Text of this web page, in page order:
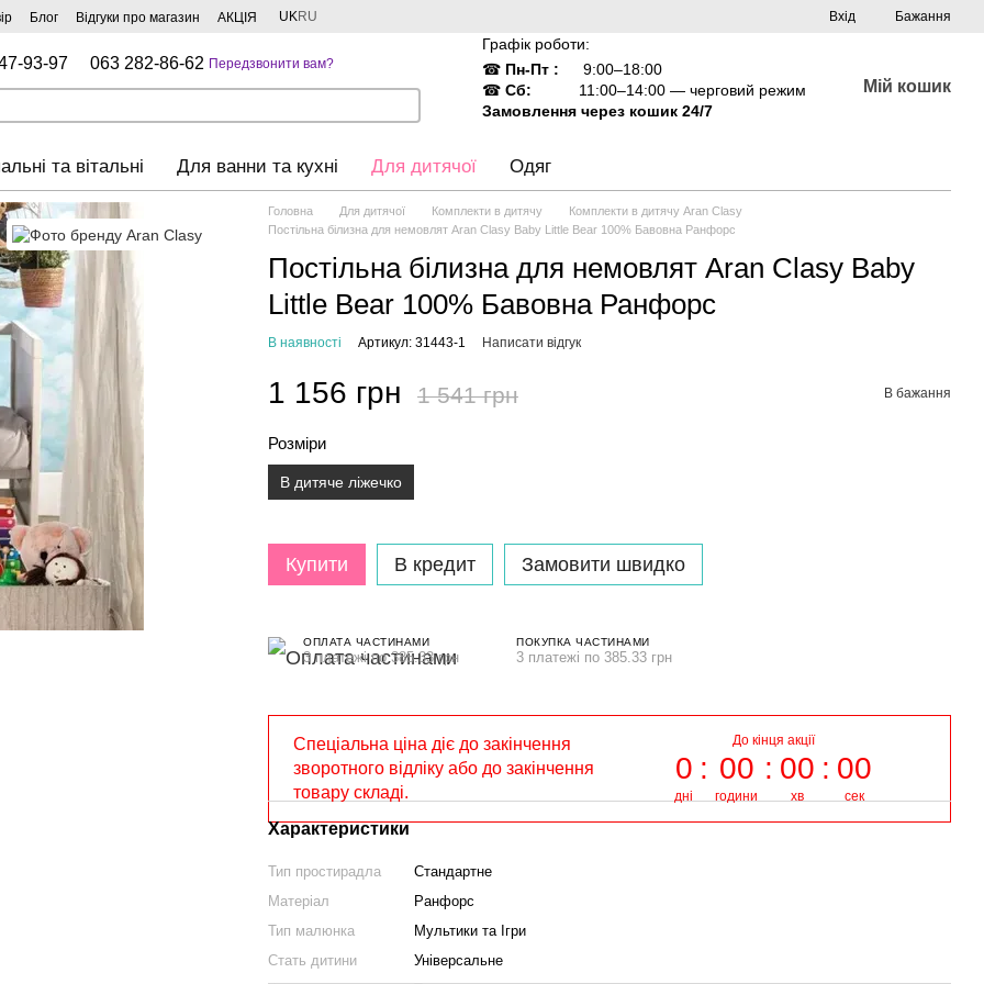
Блог Відгуки про магазин АКЦІЯ UKRU Вхід Бажання
93-97 063 282-86-62 Передзвонити вам?
Графік роботи:
☎ Пн-Пт :
9:00–18:00
☎Сб:
11:00–14:00 — черговий режим
Замовлення через кошик 24/7
Мій кошик
та вітальні Для ванни та кухні Для дитячої Одяг
Головна Для дитячої Комплекти в дитячу
Комплекти в дитячу Aran Clasy
Постільна білизна для немовлят Aran Clasy Baby Little Bear 100% Бавовна Ранфорс
Постільна білизна для немовлят Aran Clasy Baby
Little Bear 100% Бавовна Ранфорс
В наявності Артикул: 31443-1 Написати відгук
1 156 грн 1 541 грн В бажання
Розміри
В дитяче ліжечко
Купити В кредит Замовити швидко
ОПЛАТА ЧАСТИНАМИ
3 платежі по 385.33 грн
ПОКУПКА ЧАСТИНАМИ
3 платежі по 385.33 грн
Спеціальна ціна діє до закінчення
зворотного відліку або до закінчення
товару складі.
До кінця акції
0
дні
00
години
00
хв
00
сек
Характеристики
Тип простирадла
Стандартне
Матеріал
Ранфорс
Тип малюнка
Мультики та Ігри
Стать дитини
Універсальне